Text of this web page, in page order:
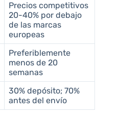
Precios competitivos
20-40% por debajo
de las marcas
europeas
Preferiblemente
menos de 20
semanas
30% depósito; 70%
antes del envío